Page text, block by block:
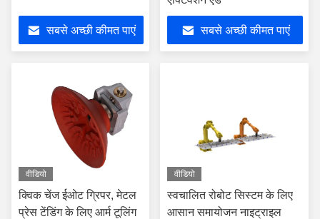
सबसे अच्छी कीमत पाएं सबसे अच्छी कीमत पाएं
वीडियो
क्विक चेंज ईओट ग्रिपर, मेटल
प्रेस टेंडिंग के लिए आर्म टूलिंग
वीडियो
स्वचालित रोबोट सिस्टम के लिए
आसान समायोजन नाइट्राइल